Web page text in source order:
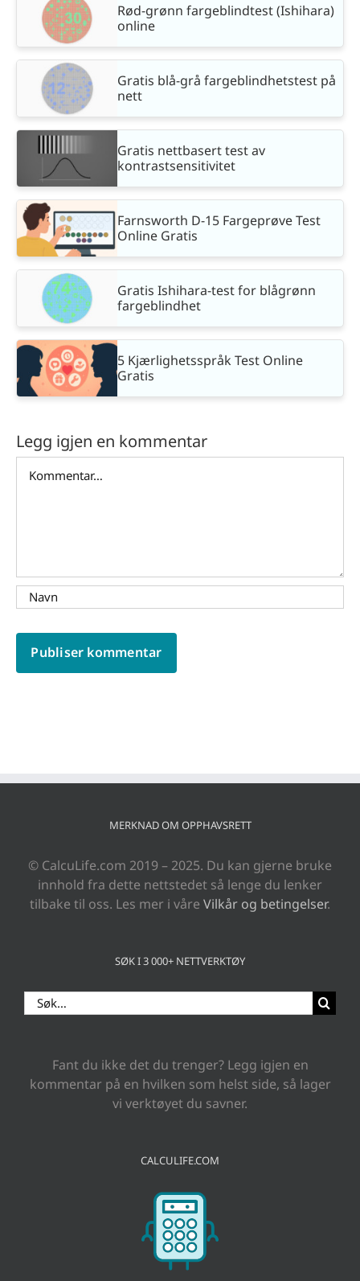
Rød-grønn fargeblindtest (Ishihara)
online
Gratis blå-grå fargeblindhetstest på
nett
Gratis nettbasert test av
kontrastsensitivitet
Farnsworth D-15 Fargeprøve Test
Online Gratis
Gratis Ishihara-test for blågrønn
fargeblindhet
5 Kjærlighetsspråk Test Online
Gratis
Legg igjen en kommentar
MERKNAD OM OPPHAVSRETT
© CalcuLife.com 2019 – 2025. Du kan gjerne bruke
innhold fra dette nettstedet så lenge du lenker
tilbake til oss. Les mer i våre Vilkår og betingelser.
SØK I 3 000+ NETTVERKTØY
Search
for:
Fant du ikke det du trenger? Legg igjen en
kommentar på en hvilken som helst side, så lager
vi verktøyet du savner.
CALCULIFE.COM